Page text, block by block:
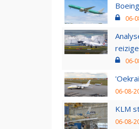
06-
06-
06-08-
KLM
06-08-